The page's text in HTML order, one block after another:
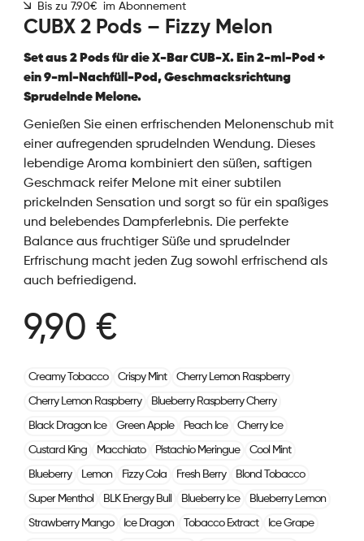
Bis zu 7.90€ im Abonnement
CUBX 2 Pods – Fizzy Melon
Set aus 2 Pods für die X-Bar CUB-X. Ein 2-ml-Pod +
ein 9-ml-Nachfüll-Pod, Geschmacksrichtung
Sprudelnde Melone.
Genießen Sie einen erfrischenden Melonenschub mit
einer aufregenden sprudelnden Wendung. Dieses
lebendige Aroma kombiniert den süßen, saftigen
Geschmack reifer Melone mit einer subtilen
prickelnden Sensation und sorgt so für ein spaßiges
und belebendes Dampferlebnis. Die perfekte
Balance aus fruchtiger Süße und sprudelnder
Erfrischung macht jeden Zug sowohl erfrischend als
auch befriedigend.
9,90 €
Creamy Tobacco Crispy Mint Cherry Lemon Raspberry
Cherry Lemon Raspberry Blueberry Raspberry Cherry
Black Dragon Ice Green Apple Peach Ice Cherry Ice
Custard King Macchiato Pistachio Meringue Cool Mint
Blueberry Lemon Fizzy Cola Fresh Berry Blond Tobacco
Super Menthol BLK Energy Bull Blueberry Ice Blueberry Lemon
Strawberry Mango Ice Dragon Tobacco Extract Ice Grape